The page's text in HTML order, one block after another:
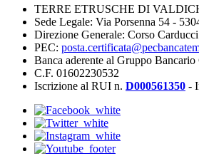
TERRE ETRUSCHE DI
Sede Legale: Via Porsenna 54 -
Direzione Generale: Corso
PEC:
Banca aderente al Gruppo
C.F. 01602230532
Iscrizione al RUI n. D000561350 -